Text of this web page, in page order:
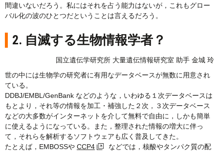
間違いないだろう。私にはそれを占う能力はないが，これもグロー
バル化の波のひとつだということは言えるだろう。
2. 自滅する生物情報学者？
国立遺伝学研究所 大量遺伝情報研究室 助手 金城 玲
世の中には生物学の研究者に有用なデータベースが無数に用意され
ている。
DDBJ/EMBL/GenBank などのような，いわゆる１次データベースは
もとより，それ等の情報を加工・補強した２次，３次データベース
などの大多数がインターネットを介して無料で自由に，しかも簡単
に使えるようになっている。また，整理された情報の増大に伴っ
て，それらを解析するソフトウェアも広く普及してきた。
たとえば，EMBOSSや CCP4
などでは，核酸やタンパク質の配